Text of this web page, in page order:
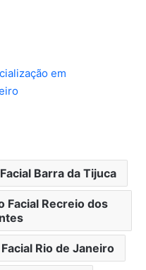
em
Barra da Tijuca
Facial Recreio dos
Rio de Janeiro